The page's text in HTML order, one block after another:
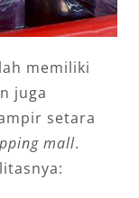
memiliki
juga
setara
mall.